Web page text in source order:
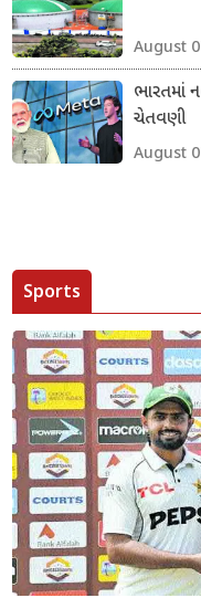
August
ભારતમાં
ચેતવણી
August
Sports